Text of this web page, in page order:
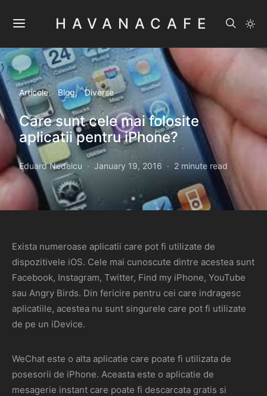
HAVANACAFE
Articole Blog Diverse
Care sunt cele mai folosite
aplicatii pentru iPhone?
Eduard Nedelcu January 19, 2016 2 minute read
Exista numeroase aplicatii care pot fi utilizate de
dispozitivele iOS. Cele mai cunoscute dintre acestea sunt
Facebook, Instagram, Twitter, Find my iPhone, YouTube
sau Angry Birds. Din fericire pentru cei care indragesc
aplicatiile, acestea nu sunt singurele care pot fi utilizate
de pe un iDevice.
WeChat este o alta aplicatie care poate fi utilizata de
posesorii de iPhone. Aceasta este o aplicatie de
mesagerie instant care poate fi descarcata gratis si